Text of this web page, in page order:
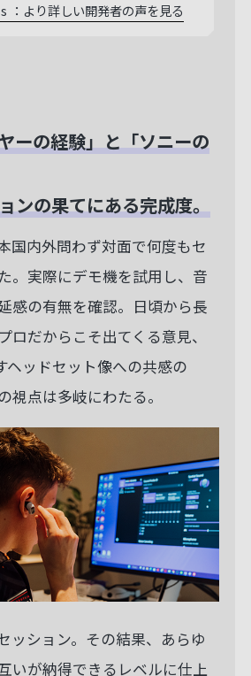
： より詳しい開発者の声を見る
ーの経験」と「ソニーの
ンの果てにある完成度。
国内外問わず対面で何度もセ
。実際にデモ機を試用し、音
感の有無を確認。日頃から長
ロだからこそ出てくる意見、
ヘッドセット像への共感の
視点は多岐にわたる。
ッション。その結果、あらゆ
いが納得できるレベルに仕上